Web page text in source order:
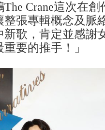
Crane這次在
張專輯概念及脈
歌，肯定並感謝
要的推手！」